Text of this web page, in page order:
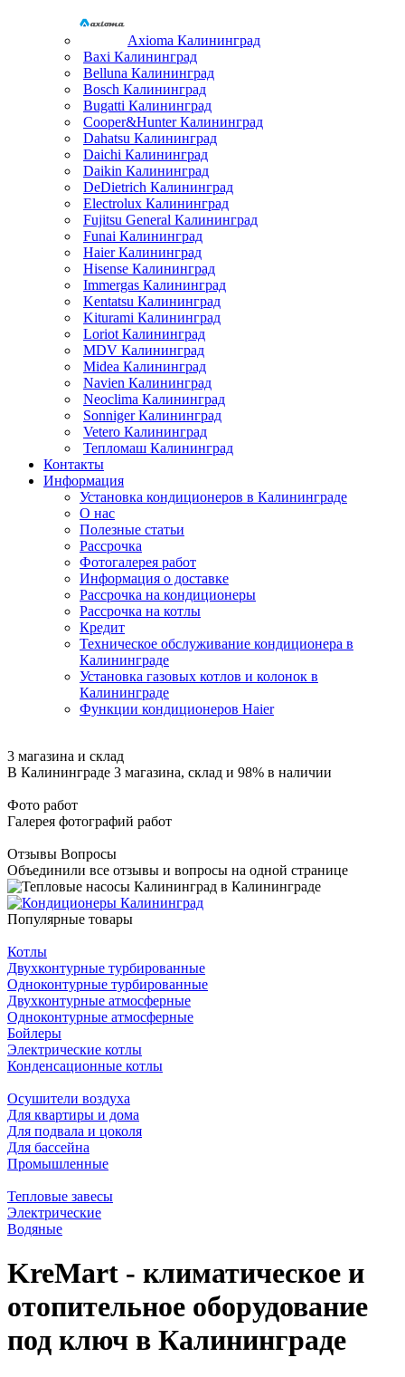
Axioma Калининград
Baxi Калининград
Belluna Калининград
Bosch Калининград
Bugatti Калининград
Cooper&Hunter Калининград
Dahatsu Калининград
Daichi Калининград
Daikin Калининград
DeDietrich Калининград
Electrolux Калининград
Fujitsu General Калининград
Funai Калининград
Haier Калининград
Hisense Калининград
Immergas Калининград
Kentatsu Калининград
Kiturami Калининград
Loriot Калининград
MDV Калининград
Midea Калининград
Navien Калининград
Neoclima Калининград
Sonniger Калининград
Vetero Калининград
Тепломаш Калининград
Контакты
Информация
Установка кондиционеров в Калининграде
О нас
Полезные статьи
Рассрочка
Фотогалерея работ
Информация о доставке
Рассрочка на кондиционеры
Рассрочка на котлы
Кредит
Техническое обслуживание кондиционера в
Калининграде
Установка газовых котлов и колонок в
Калининграде
Функции кондиционеров Haier
3 магазина и склад
В Калининграде 3 магазина, склад и 98% в наличии
Фото работ
Галерея фотографий работ
Отзывы Вопросы
Объединили все отзывы и вопросы на одной странице
Популярные товары
Котлы
Двухконтурные турбированные
Одноконтурные турбированные
Двухконтурные атмосферные
Одноконтурные атмосферные
Бойлеры
Электрические котлы
Конденсационные котлы
Осушители воздуха
Для квартиры и дома
Для подвала и цоколя
Для бассейна
Промышленные
Тепловые завесы
Электрические
Водяные
KreMart - климатическое и
отопительное оборудование
под ключ в Калининграде